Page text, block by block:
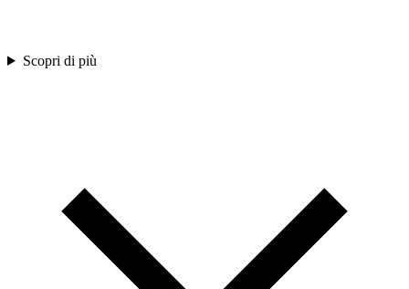
Scopri di più